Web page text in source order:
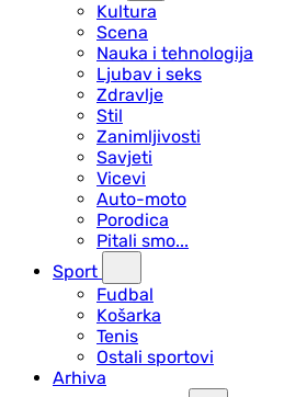
Kultura
Scena
Nauka i tehnologija
Ljubav i seks
Zdravlje
Stil
Zanimljivosti
Savjeti
Vicevi
Auto-moto
Porodica
Pitali smo...
Sport
Fudbal
Košarka
Tenis
Ostali sportovi
Arhiva